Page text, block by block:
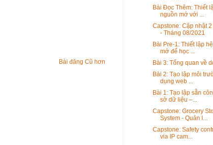
Bài đăng Cũ hơn
Bài Đọc Thêm: Thiết
nguồn mở với ...
Capstone: Cập nhật
- Tháng 08/2021
Bài Pre-1: Thiết lập
mở để học ...
Bài 3: Tổng quan về
Bài 2: Tạo lập môi
dụng web ...
Bài 1: Tạo lập sẵn
sở dữ liệu –...
Capstone: Grocery
System - Quản l...
Capstone: Safety
via IP cam...